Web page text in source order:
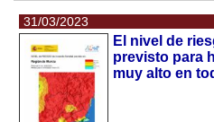
31/03/2023
El nivel de
previsto para
muy alto en